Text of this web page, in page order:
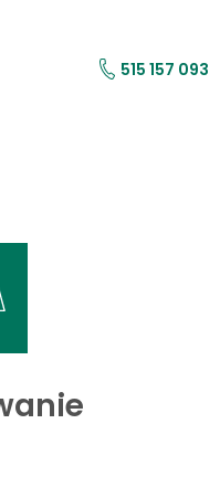
515 157 093